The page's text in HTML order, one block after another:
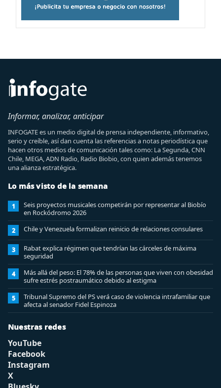
Informar, analizar, anticipar
INFOGATE es un medio digital de prensa independiente, informativo,
serio y creíble, así dan cuenta las referencias a notas periodística que
hacen otros medios de comunicación tales como: La Segunda, CNN
Chile, MEGA, ADN Radio, Radio Biobio, con quien además tenemos
una alianza estratégica.
Lo más visto de la semana
1
Seis proyectos musicales competirán por representar al Biobío
en Rockódromo 2026
2 Chile y Venezuela formalizan reinicio de relaciones consulares
3
Rabat explica régimen que tendrían las cárceles de máxima
seguridad
4
Más allá del peso: El 78% de las personas que viven con obesidad
sufre estrés postraumático debido al estigma
5
Tribunal Supremo del PS verá caso de violencia intrafamiliar que
afecta al senador Fidel Espinoza
Nuestras redes
YouTube
Facebook
Instagram
X